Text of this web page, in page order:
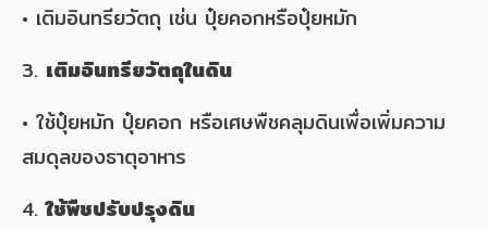
• เติมอินทรียวัตถุ เช่น ปุ๋ยคอกหรือปุ๋ยหมัก
3. เติมอินทรียวัตถุในดิน
• ใช้ปุ๋ยหมัก ปุ๋ยคอก หรือเศษพืชคลุมดินเพื่อเพิ่มความ
สมดุลของธาตุอาหาร
4.ใช้พืชปรับปรุงดิน